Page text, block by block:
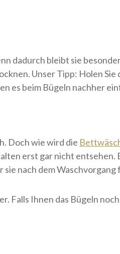
dadurch bleibt sie
Unser Tipp: Holen
es beim Bügeln nachher
Doch wie wird die
erst gar nicht entsehen.
nach dem
Ihnen das Bügeln